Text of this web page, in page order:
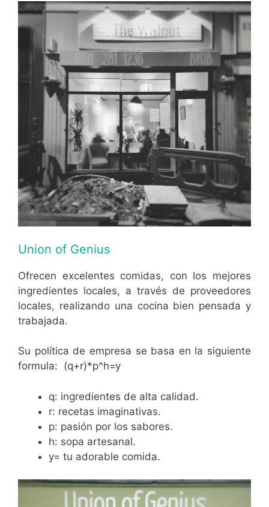
Union of Genius
Ofrecen excelentes comidas, con los mejores
ingredientes locales, a través de proveedores
locales, realizando una cocina bien pensada y
trabajada.
Su política de empresa se basa en la siguiente
formula: (q+r)*p^h=y
q: ingredientes de alta calidad.
r: recetas imaginativas.
p: pasión por los sabores.
h: sopa artesanal.
y= tu adorable comida.